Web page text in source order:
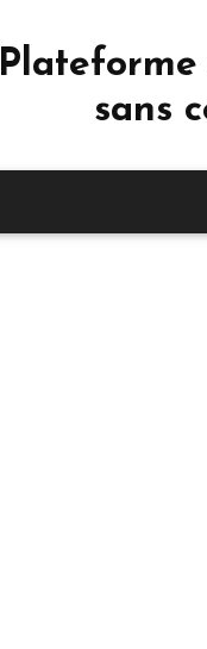
sans